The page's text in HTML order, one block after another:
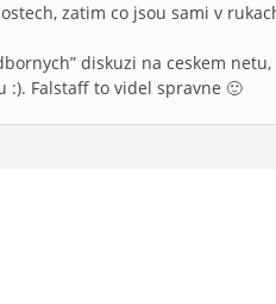
zatim co jsou sami v
diskuzi na ceskem
Falstaff to videl spravne 🙂